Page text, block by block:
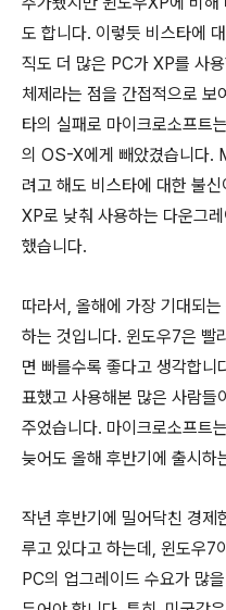
도 합니다. 이렇듯 비스타에
직도 더 많은 PC가 XP를 사
체제라는 점을 간접적으로 보
타의 실패로 마이크로소프트
의 OS-X에게 빼았겼습니다.
려고 해도 비스타에 대한 불
XP로 낮춰 사용하는 다운그
했습니다.
따라서, 올해에 가장 기대되
하는 것입니다. 윈도우7은 빨
면 빠를수록 좋다고 생각합
표했고 사용해본 많은 사람들
주었습니다. 마이크로소프트
늦어도 올해 후반기에 출시하
작년 후반기에 밀어닥친 경제
루고 있다고 하는데, 윈도우7
PC의 업그레이드 수요가 많